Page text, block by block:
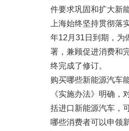
件要求巩固和扩大新
上海始终坚持贯彻
年12月31日到期，为
署，兼顾促进消费和
终完成了修订。
购买哪些新能源汽车
《实施办法》明确
括进口新能源汽车，
哪些消费者可以申领